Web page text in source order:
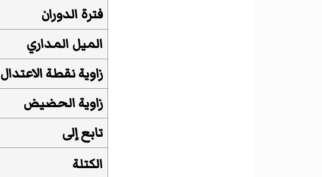
فترة الدوران
الميل المداري
زاوية نقطة الاعتدال
زاوية الحضيض
تابع إلى
الكتلة